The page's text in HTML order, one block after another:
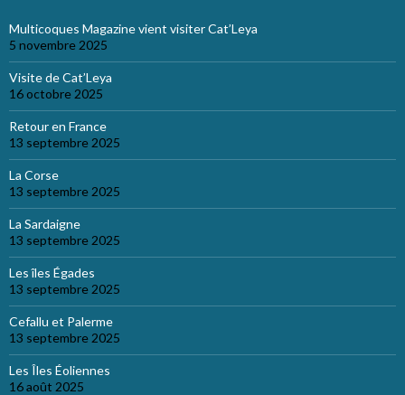
Multicoques Magazine vient visiter Cat’Leya
5 novembre 2025
Visite de Cat’Leya
16 octobre 2025
Retour en France
13 septembre 2025
La Corse
13 septembre 2025
La Sardaigne
13 septembre 2025
Les îles Égades
13 septembre 2025
Cefallu et Palerme
13 septembre 2025
Les Îles Éoliennes
16 août 2025